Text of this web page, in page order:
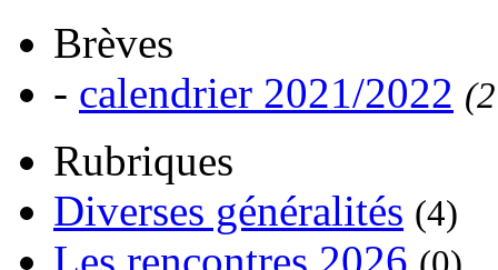
Brèves
- calendrier 2021/2022
Rubriques
Diverses généralités (4)
Les rencontres 2026